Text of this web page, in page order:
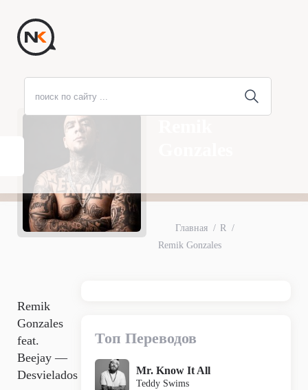
Главная
R
Remik Gonzales
Remik
Gonzales
feat.
Beejay —
Desvielados
Топ Переводов
Mr. Know It All
Teddy Swims